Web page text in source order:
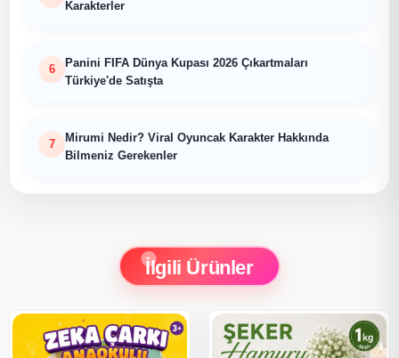
Karakterler
Panini FIFA Dünya Kupası 2026 Çıkartmaları
Türkiye'de Satışta
Mirumi Nedir? Viral Oyuncak Karakter Hakkında
Bilmeniz Gerekenler
İlgili Ürünler